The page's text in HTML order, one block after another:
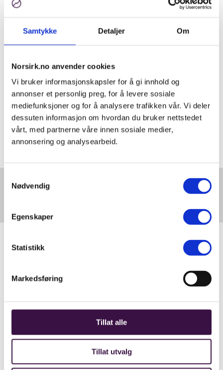
Samtykke Detaljer Om
Norsirk.no anvender cookies
Vi bruker informasjonskapsler for å gi innhold og
annonser et personlig preg, for å levere sosiale
mediefunksjoner og for å analysere trafikken vår. Vi deler
dessuten informasjon om hvordan du bruker nettstedet
vårt, med partnerne våre innen sosiale medier,
annonsering og analysearbeid.
Nødvendig
Egenskaper
Statistikk
Markedsføring
Tillat alle
Tillat utvalg
Materialgjenvinning og
ombruk:83,91%
Lyskilder:
Materialgjenvinning og
ombruk:88,63%
Småelektronikk/burvarer:
hvitevarer):
ombruk:85,92%
Mindre it- og
Stort industrielt utstyr:
Materialgjenvinning og ombruk:
Norsirk utvider